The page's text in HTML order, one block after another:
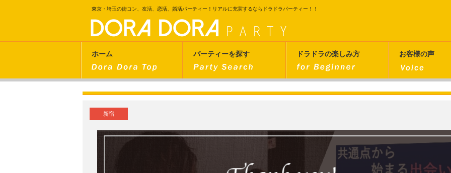
東京・埼玉の街コン、友活、恋活、婚活パーティー！リアルに充実するならドラドラパーティー！！
ホーム パーティーを探す ドラドラの楽しみ方 お客様の声
新宿